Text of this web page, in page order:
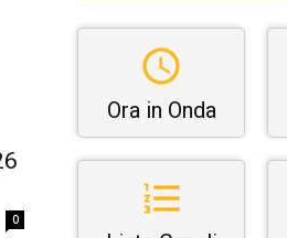
0
Ora in Onda